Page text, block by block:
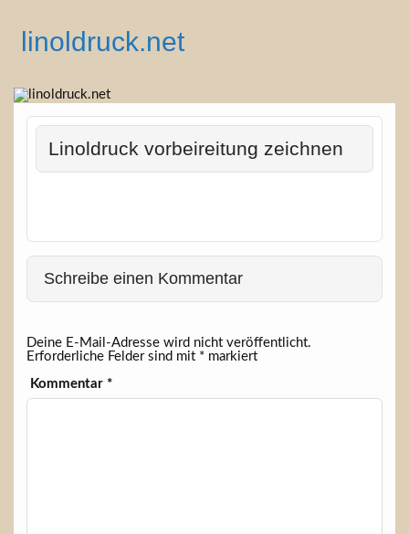
contentlinoldruck.net
Linoldruck vorbeireitung zeichnen
Schreibe einen Kommentar
Deine E-Mail-Adresse wird nicht veröffentlicht.
Erforderliche Felder sind mit *markiert
Kommentar *